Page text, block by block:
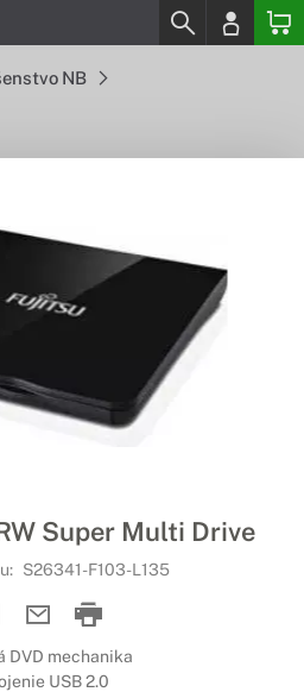
NB
Super Multi Drive
S26341-F103-L135
DVD mechanika
USB 2.0